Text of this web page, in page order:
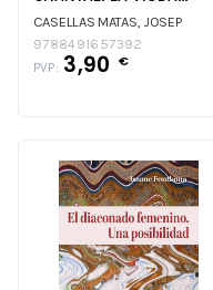
DESEOSA DE PERFECCION
PARA
CASELLAS MATAS, JOSEP
9788491657392
PVP: 3,90 €